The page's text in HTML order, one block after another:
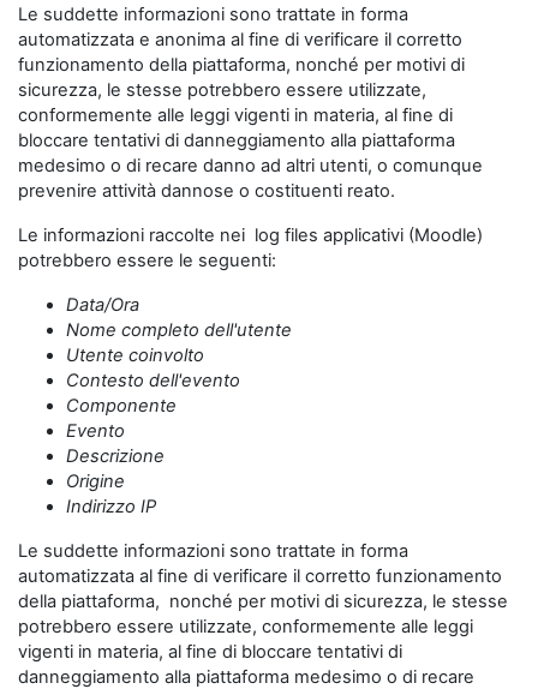
Le suddette informazioni sono trattate in forma
automatizzata e anonima al fine di verificare il corretto
funzionamento della piattaforma, nonché per motivi di
sicurezza, le stesse potrebbero essere utilizzate,
conformemente alle leggi vigenti in materia, al fine di
bloccare tentativi di danneggiamento alla piattaforma
medesimo o di recare danno ad altri utenti, o comunque
prevenire attività dannose o costituenti reato.
Le informazioni raccolte nei log files applicativi (Moodle)
potrebbero essere le seguenti:
Data/Ora
Nome completo dell'utente
Utente coinvolto
Contesto dell'evento
Componente
Evento
Descrizione
Origine
Indirizzo IP
Le suddette informazioni sono trattate in forma
automatizzata al fine di verificare il corretto funzionamento
della piattaforma, nonché per motivi di sicurezza, le stesse
potrebbero essere utilizzate, conformemente alle leggi
vigenti in materia, al fine di bloccare tentativi di
danneggiamento alla piattaforma medesimo o di recare